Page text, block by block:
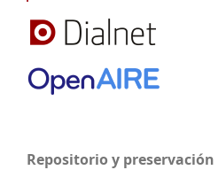
Repositorio y